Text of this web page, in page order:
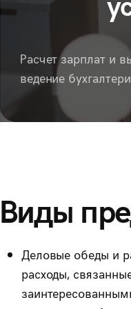
Расчет зарплат и
ведение
Виды
Деловые обеды и
расходы,